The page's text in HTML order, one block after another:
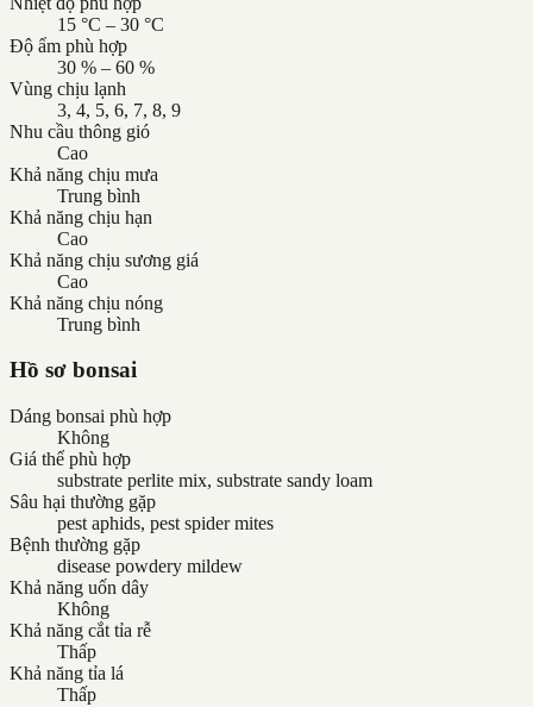
15 °C – 30 °C
Độ ẩm phù hợp
30 % – 60 %
Vùng chịu lạnh
3, 4, 5, 6, 7, 8, 9
Nhu cầu thông gió
Cao
Khả năng chịu mưa
Trung bình
Khả năng chịu hạn
Cao
Khả năng chịu sương giá
Cao
Khả năng chịu nóng
Trung bình
Hồ sơ bonsai
Dáng bonsai phù hợp
Không
Giá thể phù hợp
substrate perlite mix, substrate sandy loam
Sâu hại thường gặp
pest aphids, pest spider mites
Bệnh thường gặp
disease powdery mildew
Khả năng uốn dây
Không
Khả năng cắt tỉa rễ
Thấp
Khả năng tỉa lá
Thấp